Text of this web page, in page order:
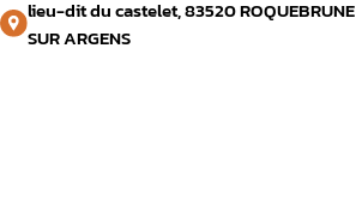
lieu-dit du castelet, 83520 ROQUEBRUNE
SUR ARGENS